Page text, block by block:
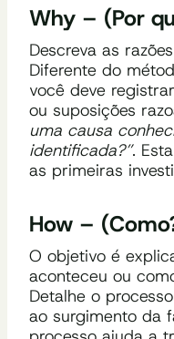
Why – (Por
Descreva as
Diferente do
você deve
ou suposições
uma causa
identificada?”.
as primeiras
How –
O objetivo é
aconteceu ou
Detalhe o
ao surgimento da